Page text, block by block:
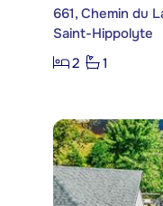
661, Chemin du
Saint-Hippolyte
2
1